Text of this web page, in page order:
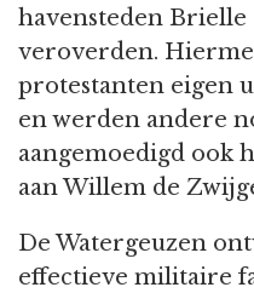
havensteden Brielle
veroverden.
protestanten eigen
en werden andere
aangemoedigd ook
aan Willem de
De Watergeuzen
effectieve militaire